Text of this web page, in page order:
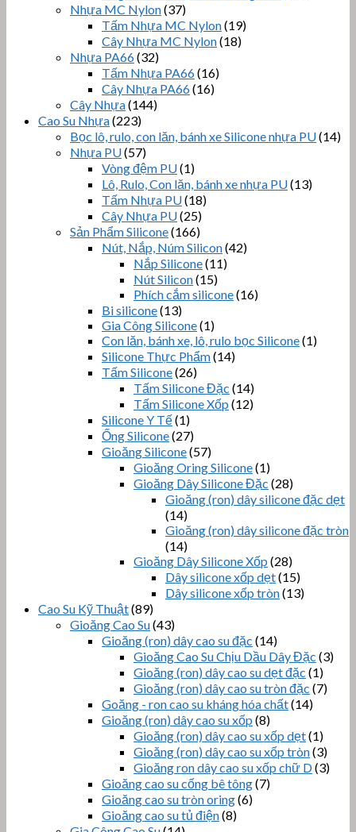
Nhựa MC Nylon(37)
Tấm Nhựa MC Nylon(19)
Cây Nhựa MC Nylon(18)
Nhựa PA66(32)
Tấm Nhựa PA66(16)
Cây Nhựa PA66(16)
Cây Nhựa(144)
Cao Su Nhựa(223)
Bọc lô, rulo, con lăn, bánh xe Silicone nhựa PU(14)
Nhựa PU(57)
Vòng đệm PU(1)
Lô, Rulo, Con lăn, bánh xe nhựa PU(13)
Tấm Nhựa PU(18)
Cây Nhựa PU(25)
Sản Phẩm Silicone(166)
Nút, Nắp, Núm Silicon(42)
Nắp Silicone(11)
Nút Silicon(15)
Phích cắm silicone(16)
Bi silicone(13)
Gia Công Silicone(1)
Con lăn, bánh xe, lô, rulo bọc Silicone(1)
Silicone Thực Phẩm(14)
Tấm Silicone(26)
Tấm Silicone Đặc (14)
Tấm Silicone Xốp (12)
Silicone Y Tế(1)
Ống Silicone(27)
Gioăng Silicone(57)
Gioăng Oring Silicone(1)
Gioăng Dây Silicone Đặc (28)
Gioăng (ron) dây silicone đặc dẹt
(14)
Gioăng (ron) dây silicone đặc tròn
(14)
Gioăng Dây Silicone Xốp (28)
Dây silicone xốp dẹt(15)
Dây silicone xốp tròn(13)
Cao Su Kỹ Thuật(89)
Gioăng Cao Su(43)
Gioăng (ron) dây cao su đặc (14)
Gioăng Cao Su Chịu Dầu Dây Đặc (3)
Gioăng (ron) dây cao su dẹt đặc (1)
Gioăng (ron) dây cao su tròn đặc (7)
Goăng - ron cao su kháng hóa chất(14)
Gioăng (ron) dây cao su xốp (8)
Gioăng (ron) dây cao su xốp dẹt(1)
Gioăng (ron) dây cao su xốp tròn(3)
Gioăng ron dây cao su xốp chữ D(3)
Gioăng cao su cống bê tông(7)
Gioăng cao su tròn oring(6)
Gioăng cao su tủ điện(8)